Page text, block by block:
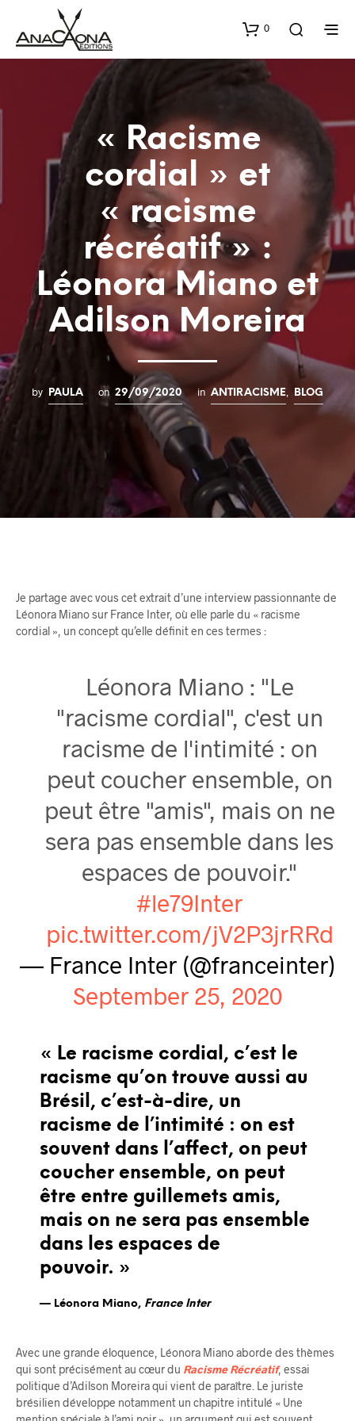
0
« Racisme
cordial » et
« racisme
récréatif » :
Léonora Miano et
Adilson Moreira
by PAULA on 29/09/2020 in ANTIRACISME BLOG
Je partage avec vous cet extrait d’une interview passionnante de
Léonora Miano sur France Inter, où elle parle du « racisme
cordial », un concept qu’elle définit en ces termes :
Léonora Miano : "Le
"racisme cordial", c'est un
racisme de l'intimité : on
peut coucher ensemble, on
peut être "amis", mais on ne
sera pas ensemble dans les
espaces de pouvoir."
#le79Inter
pic.twitter.com/jV2P3jrRRd
— France Inter (@franceinter)
September 25, 2020
« Le racisme cordial, c’est le
racisme qu’on trouve aussi au
Brésil, c’est-à-dire, un
racisme de l’intimité : on est
souvent dans l’affect, on peut
coucher ensemble, on peut
être entre guillemets amis,
mais on ne sera pas ensemble
dans les espaces de
pouvoir. »
Léonora Miano, France Inter
Avec une grande éloquence, Léonora Miano aborde des thèmes
qui sont précisément au cœur du Racisme Récréatif, essai
politique d’Adilson Moreira qui vient de paraître. Le juriste
brésilien développe notamment un chapitre intitulé « Une